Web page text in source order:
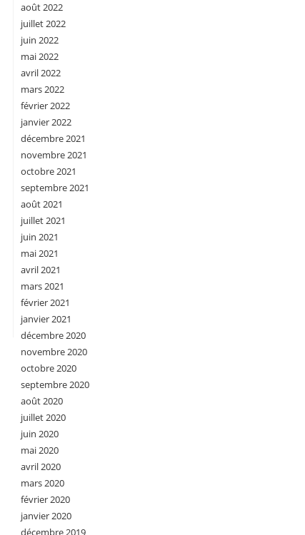
août 2022
juillet 2022
juin 2022
mai 2022
avril 2022
mars 2022
février 2022
janvier 2022
décembre 2021
novembre 2021
octobre 2021
septembre 2021
août 2021
juillet 2021
juin 2021
mai 2021
avril 2021
mars 2021
février 2021
janvier 2021
décembre 2020
novembre 2020
octobre 2020
septembre 2020
août 2020
juillet 2020
juin 2020
mai 2020
avril 2020
mars 2020
février 2020
janvier 2020
décembre 2019